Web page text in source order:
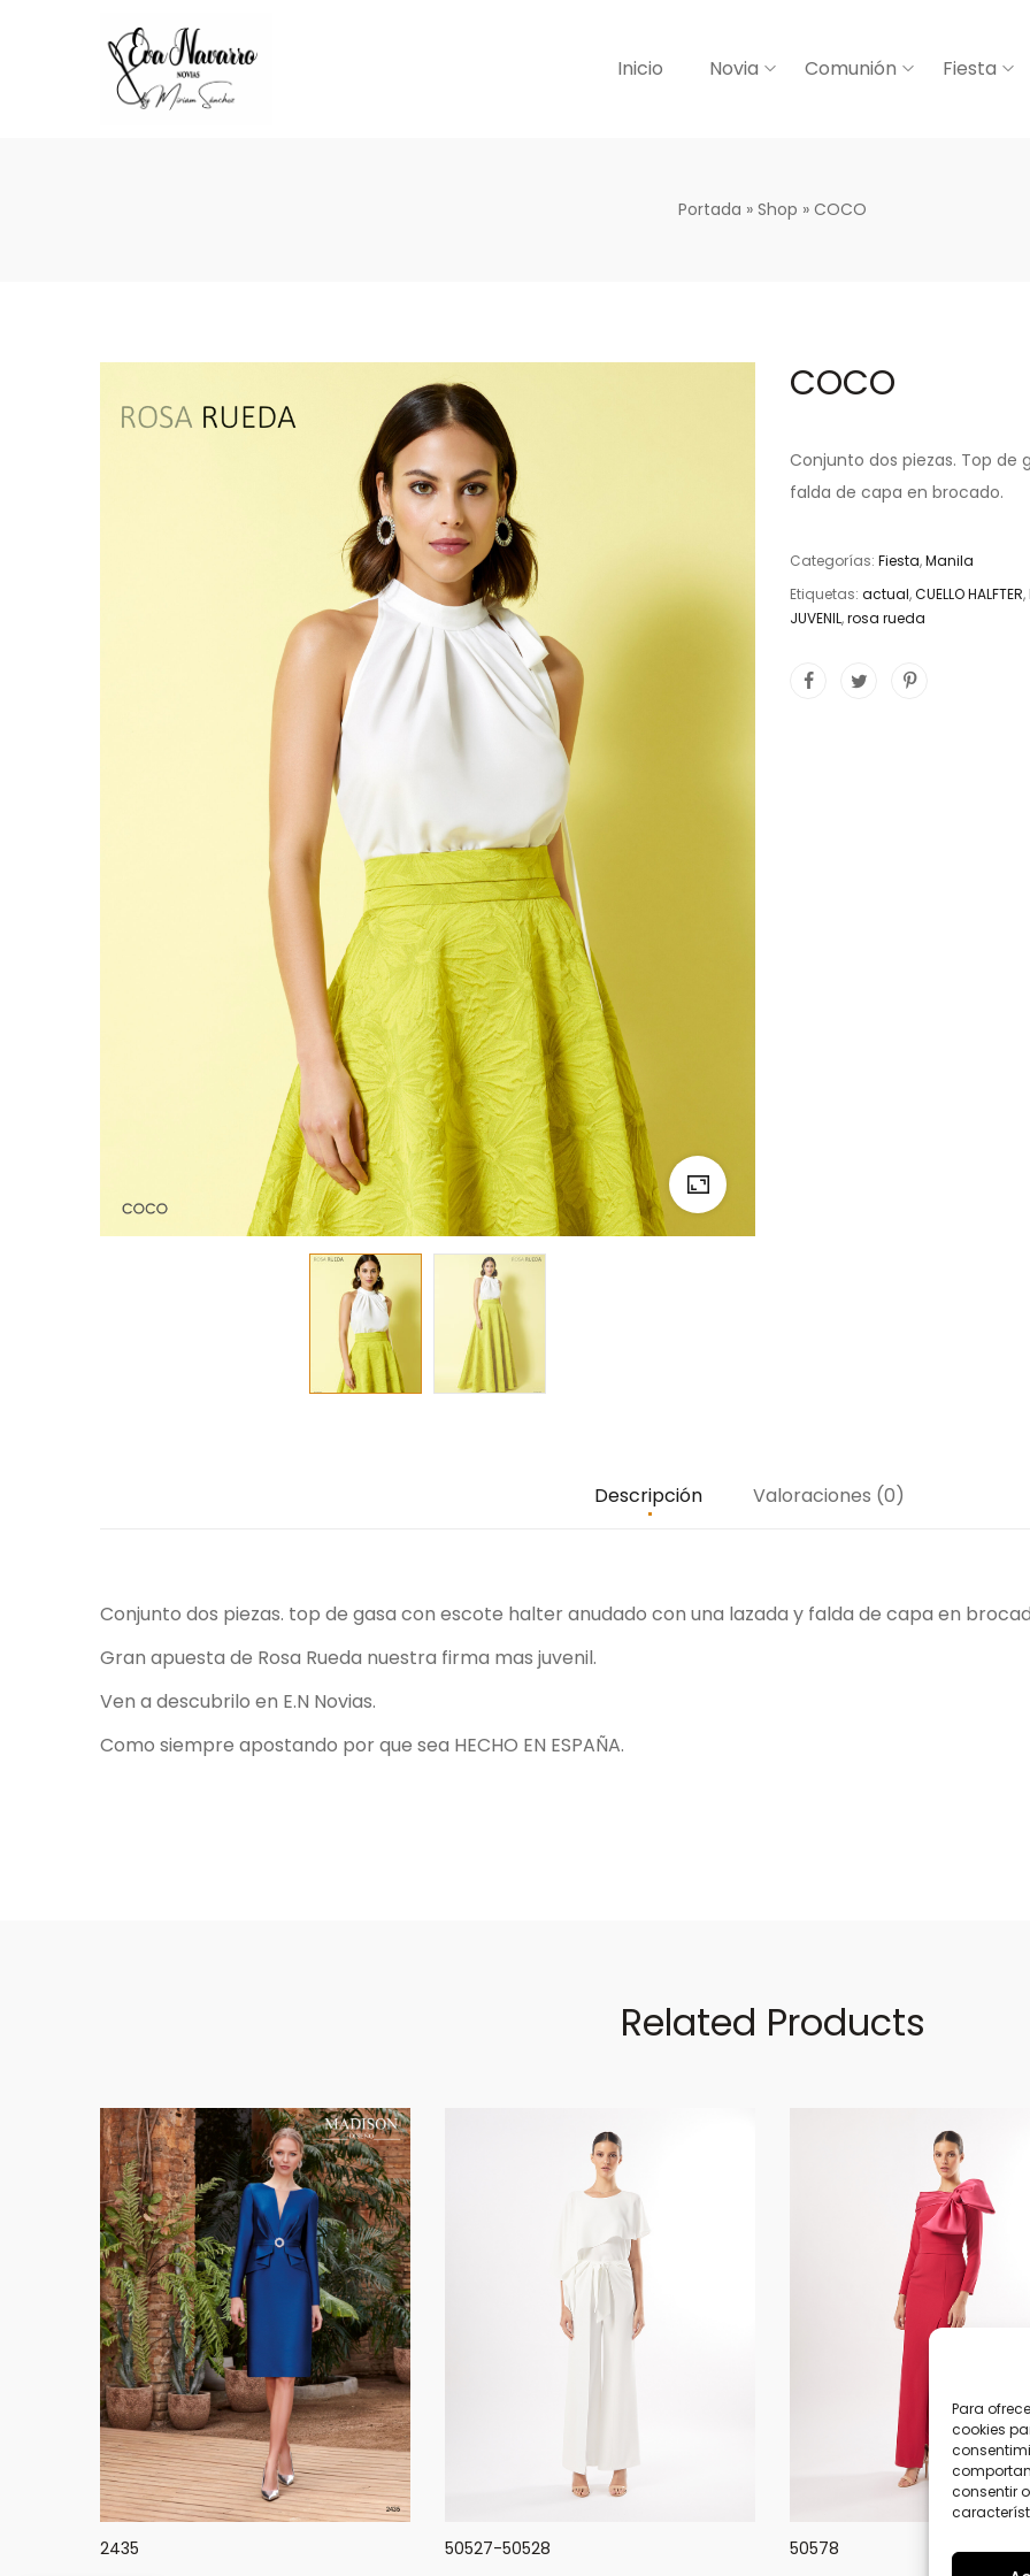
Para
cookies
consentir
Inicio Novia Comunión Fiesta
Portada » Shop » COCO
COCO
Conjunto dos piezas. Top
falda de capa en brocado.
Categorías: Fiesta,Manila
Etiquetas: actual,CUELLO HALFTER,
JUVENIL,rosa rueda
Descripción Valoraciones (0)
Conjunto dos piezas. top de gasa con escote halter anudado con una lazada y falda de capa en
Gran apuesta de Rosa Rueda nuestra firma mas juvenil.
Ven a descubrilo en E.N Novias.
Como siempre apostando por que sea HECHO EN ESPAÑA.
Related Products
2435 50527-50528 50578